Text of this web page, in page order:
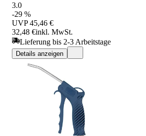
3.0
-29 %
UVP 45,46 €
32,48 €inkl. MwSt.
Lieferung bis 2-3 Arbeitstage
Details anzeigen